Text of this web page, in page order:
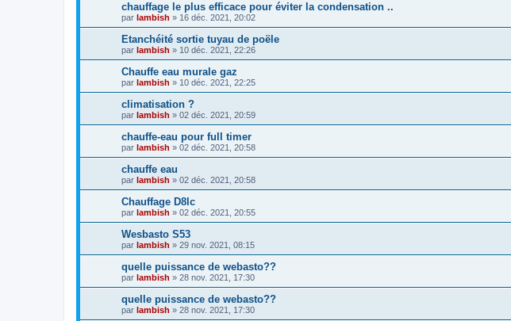
chauffage le plus efficace pour éviter la condensation ..
par lambish » 16 déc. 2021, 20:02
Etanchéité sortie tuyau de poële
par lambish » 10 déc. 2021, 22:26
Chauffe eau murale gaz
par lambish » 10 déc. 2021, 22:25
climatisation ?
par lambish » 02 déc. 2021, 20:59
chauffe-eau pour full timer
par lambish » 02 déc. 2021, 20:58
chauffe eau
par lambish » 02 déc. 2021, 20:58
Chauffage D8lc
par lambish » 02 déc. 2021, 20:55
Wesbasto S53
par lambish » 29 nov. 2021, 08:15
quelle puissance de webasto??
par lambish » 28 nov. 2021, 17:30
quelle puissance de webasto??
par lambish » 28 nov. 2021, 17:30